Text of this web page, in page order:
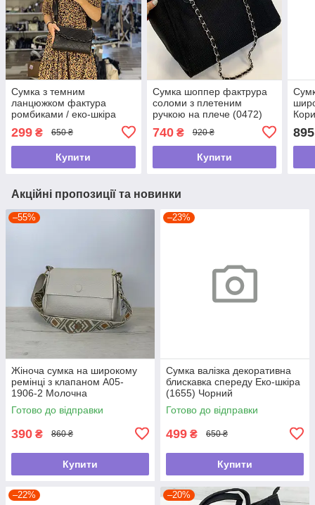
Сумка з темним
ланцюжком фактура
ромбиками / еко-шкіра
299 ₴ 650 ₴
Купити
Сумка шоппер фактрура
соломи з плетеним
ручкою на плече (0472)
740₴ 920 ₴
Купити
895
Акційні пропозиції та новинки
–55%
Жіноча сумка на широкому
ремінці з клапаном А05-
1906-2 Молочна
Готово до відправки
390 ₴ 860 ₴
Купити
–23%
Сумка валізка декоративна
блискавка спереду Еко-шкіра
(1655) Чорний
Готово до відправки
499 ₴ 650 ₴
Купити
–22% –20%